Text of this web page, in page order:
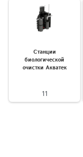
Станции
биологической
очистки Акватек
11